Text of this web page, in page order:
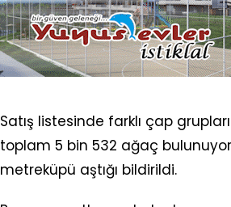
Satış listesinde farklı çap
toplam 5 bin 532 ağaç
metreküpü aştığı bildirildi.